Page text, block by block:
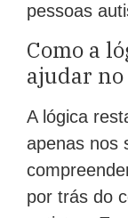
pessoas
Como a
ajudar
A lógica
apenas nos
por trás do